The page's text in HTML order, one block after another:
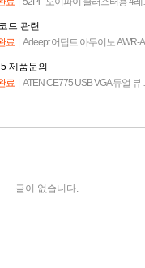
드 관련
료 | Adeept 어딥트 아두이노 AWR-A 로봇 자동차 키트 (ADA034)
제품문의
료 | ATEN CE775 USB VGA 듀얼 뷰 Cat 5 KVM 연장기
글이 없습니다.